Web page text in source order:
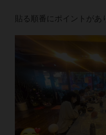
貼る順番にポイントがあ